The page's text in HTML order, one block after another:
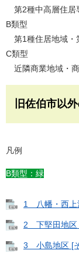
第2種中高層住居
B類型
第1種住居地域・
C類型
近隣商業地域・
旧佐伯市以
凡例
B類型：緑
1 八幡・西上
2 下堅田地区
3 小島地区 [